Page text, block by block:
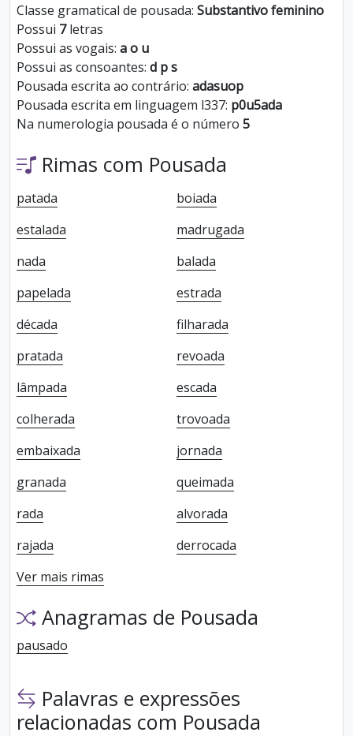
Classe gramatical de pousada: Substantivo feminino
Possui 7letras
Possui as vogais: a o u
Possui as consoantes: d p s
Pousada escrita ao contrário: adasuop
Pousada escrita em linguagem l337: p0u5ada
Na numerologia pousada é o número 5
Rimas com Pousada
patada
boiada
estalada
madrugada
nada
balada
papelada
estrada
década
filharada
pratada
revoada
lâmpada
escada
colherada
trovoada
embaixada
jornada
granada
queimada
rada
alvorada
rajada
derrocada
Ver mais rimas
Anagramas de Pousada
pausado
Palavras e expressões
relacionadas com Pousada